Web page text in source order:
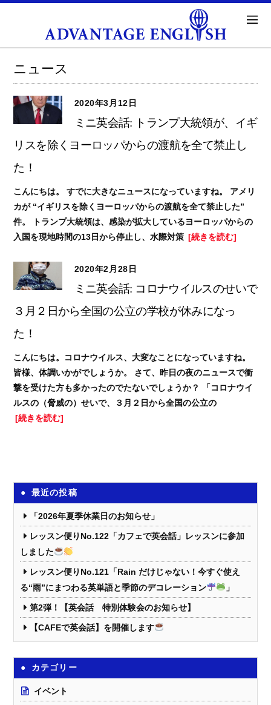
ニュース
2020年3月12日
ミニ英会話: トランプ大統領が、イギ
リスを除くヨーロッパからの渡航を全て禁止し
た！
こんにちは。 すでに大きなニュースになっていますね。 アメリ
カが “イギリスを除くヨーロッパからの渡航を全て禁止した”
件。 トランプ大統領は、感染が拡大しているヨーロッパからの
入国を現地時間の13日から停止し、水際対策 [続きを読む]
2020年2月28日
ミニ英会話: コロナウイルスのせいで
３月２日から全国の公立の学校が休みになっ
た！
こんにちは。コロナウイルス、大変なことになっていますね。
皆様、体調いかがでしょうか。 さて、昨日の夜のニュースで衝
撃を受けた方も多かったのでたないでしょうか？ 「コロナウイ
ルスの（脅威の）せいで、３月２日から全国の公立の
[続きを読む]
最近の投稿
「2026年夏季休業日のお知らせ」
レッスン便りNo.122「カフェで英会話」レッスンに参加
しました
レッスン便りNo.121「Rain だけじゃない！今すぐ使え
る“雨”にまつわる英単語と季節のデコレーション
」
第2弾！【英会話 特別体験会のお知らせ】
【CAFEで英会話】を開催します
カテゴリー
イベント